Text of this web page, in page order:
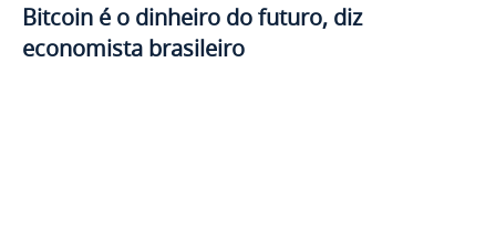
Bitcoin é o dinheiro do futuro, diz
economista brasileiro